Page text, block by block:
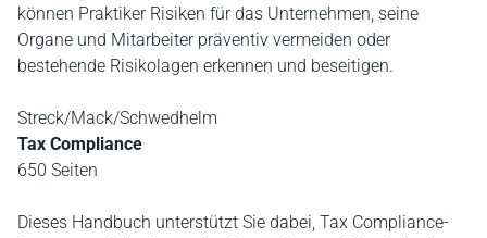
können Praktiker Risiken für das Unternehmen, seine
Organe und Mitarbeiter präventiv vermeiden oder
bestehende Risikolagen erkennen und beseitigen.
Streck/Mack/Schwedhelm
Tax Compliance
650 Seiten
Dieses Handbuch unterstützt Sie dabei, Tax Compliance-